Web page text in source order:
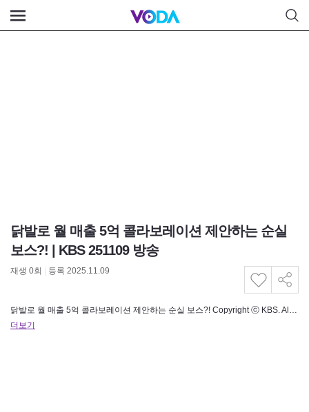
닭발로 월 매출 5억 콜라보레이션 제안하는 순실
보스?! | KBS 251109 방송
재생 0회 등록 2025.11.09
닭발로 월 매출 5억 콜라보레이션 제안하는 순실 보스?! Copyright ⓒ KBS. All rights reserved…
더보기